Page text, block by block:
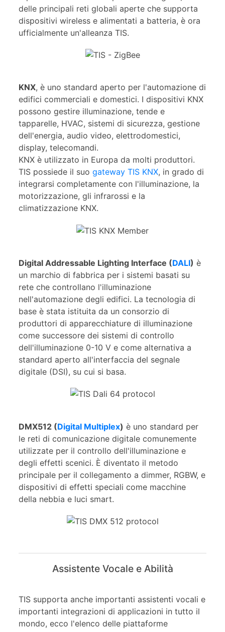
delle principali reti globali aperte che supporta
dispositivi wireless e alimentati a batteria, è ora
ufficialmente un'alleanza TIS.
KNX, è uno standard aperto per l'automazione di
edifici commerciali e domestici. I dispositivi KNX
possono gestire illuminazione, tende e
tapparelle, HVAC, sistemi di sicurezza, gestione
dell'energia, audio video, elettrodomestici,
display, telecomandi.
KNX è utilizzato in Europa da molti produttori.
TIS possiede il suogateway TIS KNX, in grado di
integrarsi completamente con l'illuminazione, la
motorizzazione, gli infrarossi e la
climatizzazione KNX.
Digital Addressable Lighting Interface (DALI) è
un marchio di fabbrica per i sistemi basati su
rete che controllano l'illuminazione
nell'automazione degli edifici. La tecnologia di
base è stata istituita da un consorzio di
produttori di apparecchiature di illuminazione
come successore dei sistemi di controllo
dell'illuminazione 0-10 V e come alternativa a
standard aperto all'interfaccia del segnale
digitale (DSI), su cui si basa.
DMX512 (Digital Multiplex) è uno standard per
le reti di comunicazione digitale comunemente
utilizzate per il controllo dell'illuminazione e
degli effetti scenici. È diventato il metodo
principale per il collegamento a dimmer, RGBW, e
dispositivi di effetti speciali come macchine
della nebbia e luci smart.
Assistente Vocale e Abilità
TIS supporta anche importanti assistenti vocali e
importanti integrazioni di applicazioni in tutto il
mondo, ecco l'elenco delle piattaforme